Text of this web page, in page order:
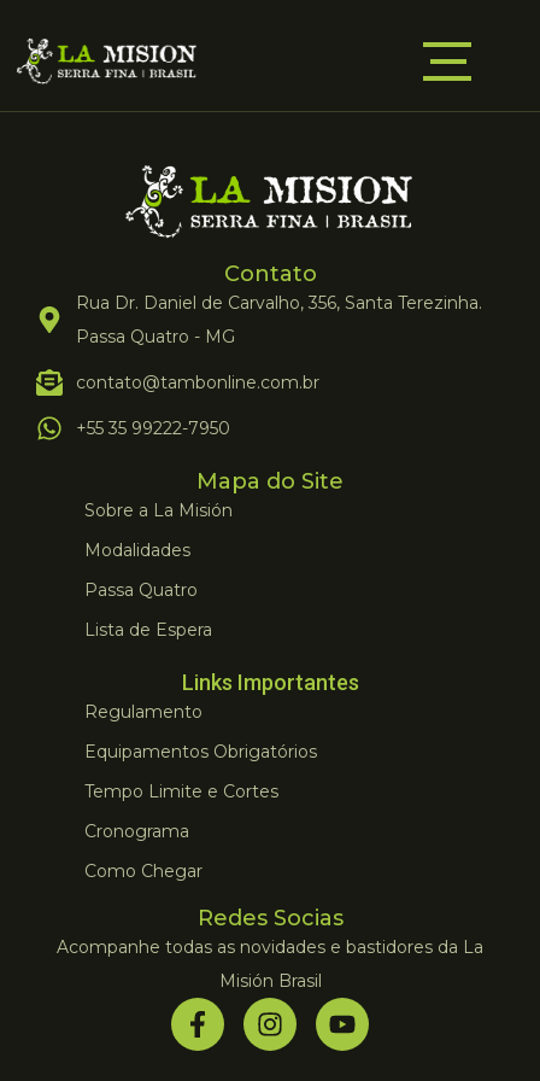
Contato
Rua Dr. Daniel de Carvalho, 356, Santa Terezinha.
Passa Quatro - MG
contato@tambonline.com.br
+55 35 99222-7950
Mapa do Site
Sobre a La Misión
Modalidades
Passa Quatro
Lista de Espera
Links Importantes
Regulamento
Equipamentos Obrigatórios
Tempo Limite e Cortes
Cronograma
Como Chegar
Redes Socias
Acompanhe todas as novidades e bastidores da La
Misión Brasil